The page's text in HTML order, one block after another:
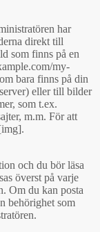
har
direkt till
som finns på en
my-
bara finns på din
eller till bilder
som t.ex.
m.m. För att
och du bör läsa
överst på varje
Om du kan posta
behörighet som